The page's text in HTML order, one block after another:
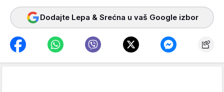
Dodajte Lepa & Srećna u vaš Google izbor